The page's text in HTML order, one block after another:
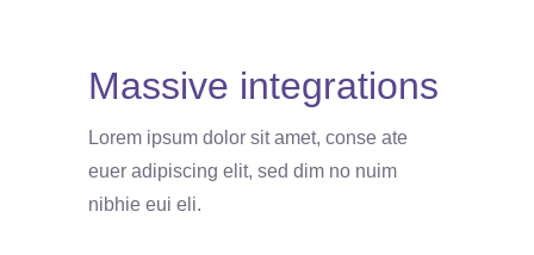
Massive integrations
Lorem ipsum dolor sit amet, conse ate
euer adipiscing elit, sed dim no nuim
nibhie eui eli.